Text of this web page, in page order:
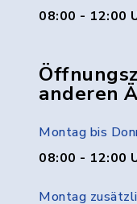
08:00 - 12:00
anderen
Montag bis
08:00 - 12:00
Montag